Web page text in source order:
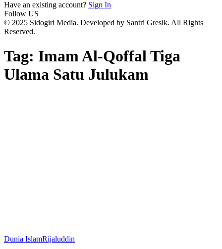
Have an existing account? Sign In
Follow US
© 2025 Sidogiri Media. Developed by Santri Gresik. All Rights
Reserved.
Tag: Imam Al-Qoffal Tiga
Ulama Satu Julukam
Dunia IslamRijaluddin